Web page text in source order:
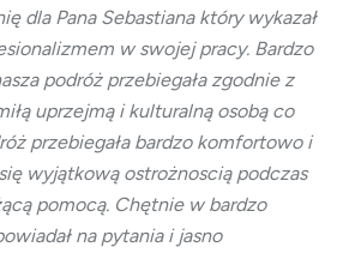
dla Pana Sebastiana który wykazał
w swojej pracy. Bardzo
podróż przebiegała zgodnie z
uprzejmą i kulturalną osobą co
przebiegała bardzo komfortowo i
wyjątkową ostrożnoscią podczas
pomocą. Chętnie w bardzo
na pytania i jasno